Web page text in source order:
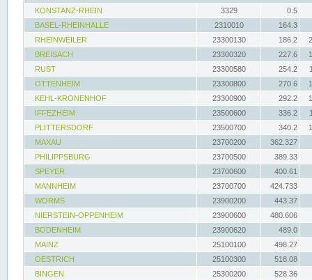
KONSTANZ-RHEIN
3329
0.5
BASEL-RHEINHALLE
2310010
164.3
RHEINWEILER
23300130 186.2
BREISACH
23300320 227.6
RUST
23300580 254.2
OTTENHEIM
23300800 270.6
KEHL-KRONENHOF
23300900 292.2
IFFEZHEIM
23500600 336.2
PLITTERSDORF
23500700 340.2
MAXAU
23700200
362.327
PHILIPPSBURG
23700500
389.33
SPEYER
23700600
400.61
MANNHEIM
23700700
424.733
WORMS
23900200
443.37
NIERSTEIN-OPPENHEIM
23900600
480.606
BODENHEIM
23900620
489.0
MAINZ
25100100
498.27
OESTRICH
25100300
518.08
BINGEN
25300200
528.36